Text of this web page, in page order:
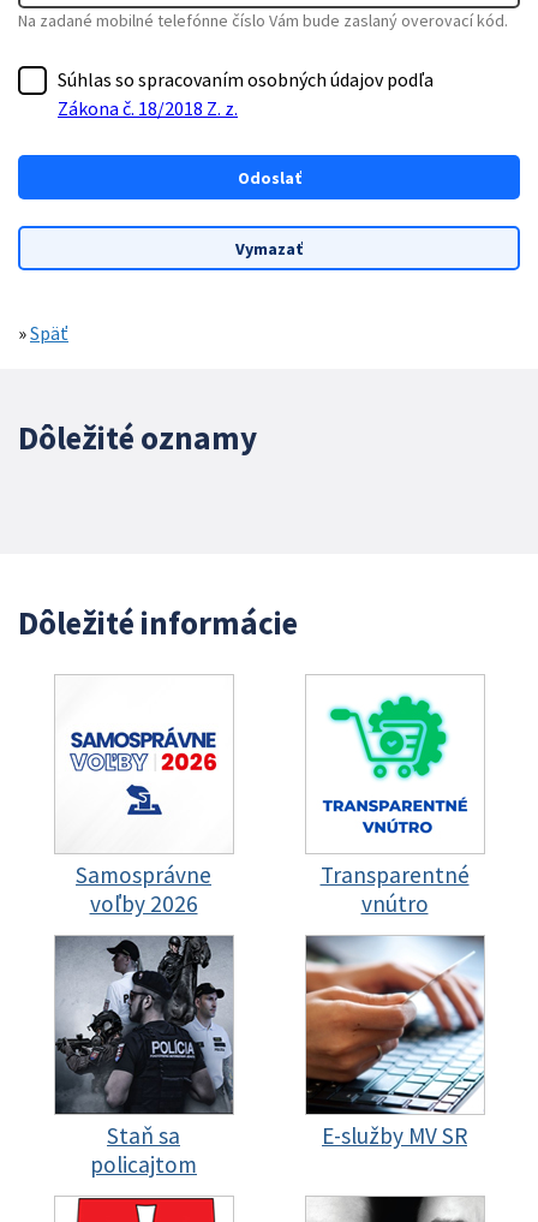
Na zadané mobilné telefónne číslo Vám bude zaslaný overovací kód.
Súhlas so spracovaním osobných údajov podľa
Zákona č. 18/2018 Z. z.
»Späť
Dôležité oznamy
Dôležité informácie
Samosprávne
voľby 2026
Transparentné
vnútro
Staň sa
policajtom
E-služby MV SR